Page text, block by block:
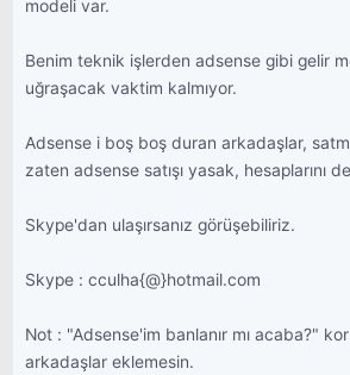
modeli var.
Benim teknik işlerden adsense gibi gelir
uğraşacak vaktim kalmıyor.
Adsense i boş boş duran arkadaşlar,
zaten adsense satışı yasak, hesaplarını
Skype'dan ulaşırsanız görüşebiliriz.
Skype : cculha{@}hotmail.com
Not : "Adsense'im banlanır mı acaba?"
arkadaşlar eklemesin.